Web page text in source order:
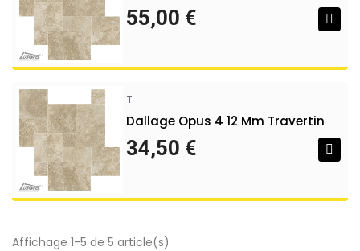
55,00 €
T
Dallage Opus 4 12 Mm Travertin
34,50 €
Affichage 1-5 de 5 article(s)